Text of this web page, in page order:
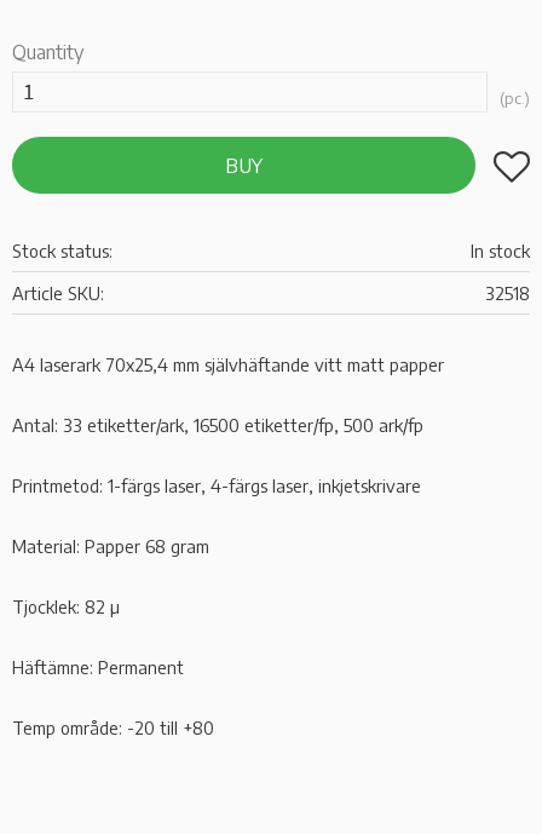
Quantity
pc.
BUY Add
Stock status
In stock
Article SKU
32518
A4 laserark 70x25,4 mm självhäftande vitt matt papper
Antal: 33 etiketter/ark, 16500 etiketter/fp, 500 ark/fp
Printmetod: 1-färgs laser, 4-färgs laser, inkjetskrivare
Material: Papper 68 gram
Tjocklek: 82 µ
Häftämne: Permanent
Temp område: -20 till +80